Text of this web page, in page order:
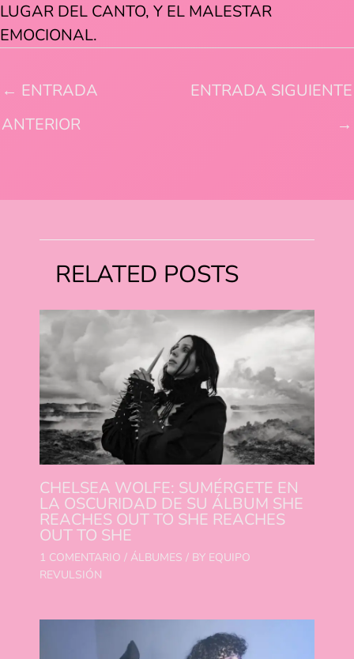
LUGAR DEL CANTO, Y EL MALESTAR
EMOCIONAL.
← ENTRADA
ANTERIOR
ENTRADA SIGUIENTE
→
RELATED POSTS
CHELSEA WOLFE: SUMÉRGETE EN
LA OSCURIDAD DE SU ÁLBUM SHE
REACHES OUT TO SHE REACHES
OUT TO SHE
1 COMENTARIO / ÁLBUMES / BY EQUIPO
REVULSIÓN